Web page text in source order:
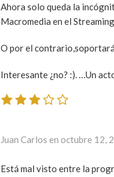
Ahora solo queda la
Macromedia en el
O por el
Interesante ¿no? :). …Un
Juan Carlos en octubre 12,
Está mal visto entre la